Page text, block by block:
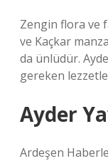
Zengin flora ve
ve Kaçkar
da ünlüdür.
gereken
Ayder
Ardeşen